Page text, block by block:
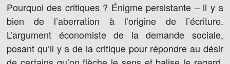
Pourquoi des critiques ? Énigme persistante – il y a
bien de l’aberration à l’origine de l’écriture.
L’argument économiste de la demande sociale,
posant qu’il y a de la critique pour répondre au désir